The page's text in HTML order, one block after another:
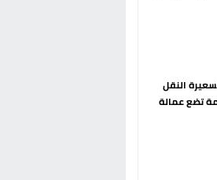
النقل
تضع عمالة